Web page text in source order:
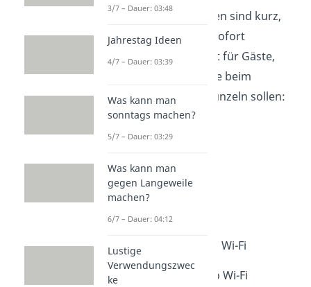
EnglischeWLAN-Namen sind kurz,
international und oft sofort
verständlich — perfekt für Gäste,
Nachbarn oder alle, die beim
Verbinden kurz schmunzeln sollen:
3. Searching for Signal
4. Silence of the LANs
5. Thou Shalt Not Steal Wi-Fi
6. Hide Yo Kids Hide Yo Wi-Fi
3/7 – Dauer: 03:48
Jahrestag Ideen
4/7 – Dauer: 03:39
Was kann man
sonntags machen?
5/7 – Dauer: 03:29
Was kann man
gegen Langeweile
machen?
6/7 – Dauer: 04:12
Lustige
Verwendungszwec
ke